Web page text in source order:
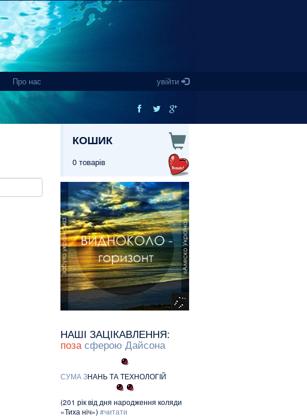
Про нас увійти
КОШИК
0 товарів
НАШІ ЗАЦІКАВЛЕННЯ:
позасферою Дайсона
СУМАЗНАНЬ ТА ТЕХНОЛОГІЙ
(201 рік від дня народження коляди
«Тиха ніч») #читати